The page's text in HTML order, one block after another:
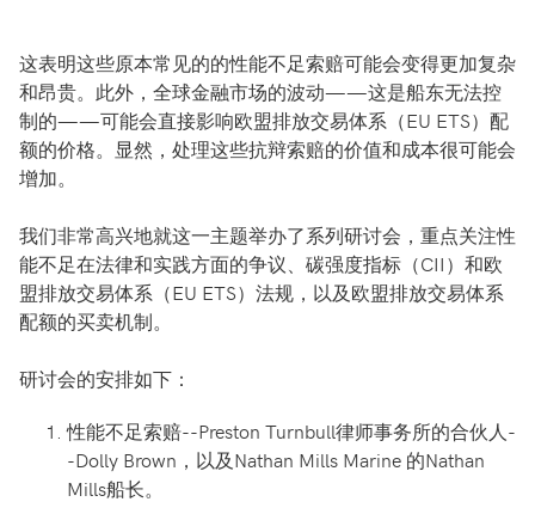
这表明这些原本常见的的性能不足索赔可能会变得更加复杂
和昂贵。此外，全球金融市场的波动——这是船东无法控
制的——可能会直接影响欧盟排放交易体系（EU ETS）配
额的价格。显然，处理这些抗辩索赔的价值和成本很可能会
增加。
我们非常高兴地就这一主题举办了系列研讨会，重点关注性
能不足在法律和实践方面的争议、碳强度指标（CII）和欧
盟排放交易体系（EU ETS）法规，以及欧盟排放交易体系
配额的买卖机制。
研讨会的安排如下：
性能不足索赔--Preston Turnbull律师事务所的合伙人-
-Dolly Brown，以及Nathan Mills Marine 的Nathan
Mills船长。